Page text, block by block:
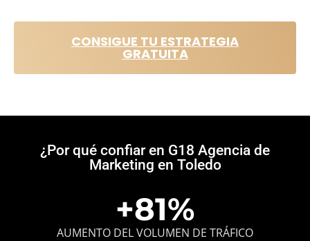
CONSIGUE TU ESTRATEGIA
GRATUITA
¿Por qué confiar en G18 Agencia de
Marketing en Toledo
AUMENTO DEL VOLUMEN DE TRÁFICO
+81%